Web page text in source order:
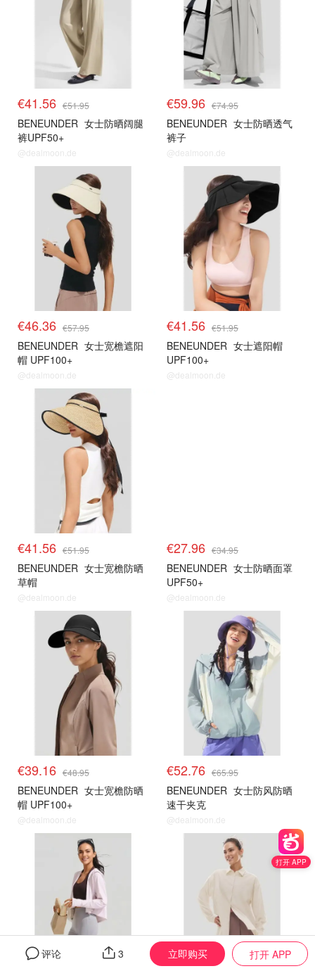
€41.56 €51.95
BENEUNDER 女士防晒阔腿
裤UPF50+
@dealmoon.de
€59.96 €74.95
BENEUNDER 女士防晒透气
裤子
@dealmoon.de
蕉下防晒 独家8折
€46.36 €57.95
BENEUNDER 女士宽檐遮阳
帽 UPF100+
@dealmoon.de
蕉下防晒 独家8折
€41.56 €51.95
BENEUNDER 女士遮阳帽
UPF100+
@dealmoon.de
蕉下防晒 独家8折
€41.56 €51.95
BENEUNDER 女士宽檐防晒
草帽
@dealmoon.de
€27.96 €34.95
BENEUNDER 女士防晒面罩
UPF50+
@dealmoon.de
蕉下防晒 独家8折
€39.16 €48.95
BENEUNDER 女士宽檐防晒
帽 UPF100+
@dealmoon.de
蕉下防晒 独家8折
€52.76 €65.95
BENEUNDER 女士防风防晒
速干夹克
@dealmoon.de
蕉下防晒 独家8折 蕉下防晒 独家8折
打开 APP
评论 3 立即购买 打开 APP